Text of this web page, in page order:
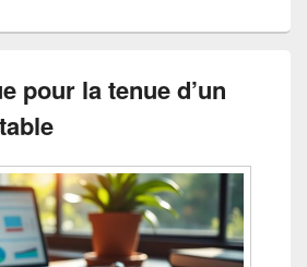
pour la tenue d’un